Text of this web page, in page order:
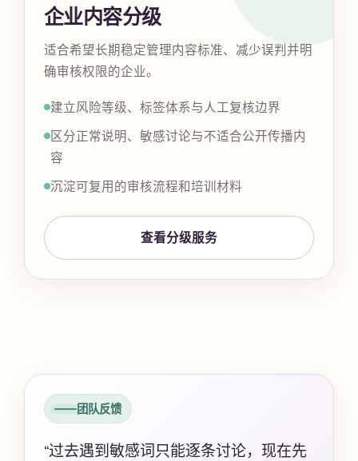
企业内容分级
适合希望长期稳定管理内容标准、减少误判并明
确审核权限的企业。
建立风险等级、标签体系与人工复核边界
区分正常说明、敏感讨论与不适合公开传播内
容
沉淀可复用的审核流程和培训材料
查看分级服务
团队反馈
“过去遇到敏感词只能逐条讨论，现在先